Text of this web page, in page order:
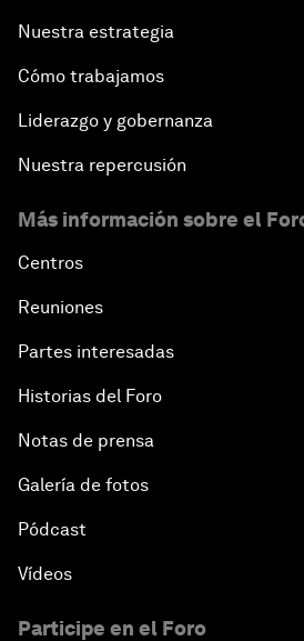
Nuestra estrategia
Cómo trabajamos
Liderazgo y gobernanza
Nuestra repercusión
Más información sobre el
Centros
Reuniones
Partes interesadas
Historias del Foro
Notas de prensa
Galería de fotos
Pódcast
Vídeos
Participe en el Foro